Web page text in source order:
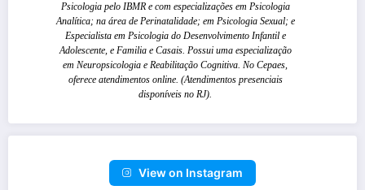
Psicologia pelo IBMR e com especializações em Psicologia
Analítica; na área de Perinatalidade; em Psicologia Sexual; e
Especialista em Psicologia do Desenvolvimento Infantil e
Adolescente, e Familia e Casais. Possui uma especialização
em Neuropsicologia e Reabilitação Cognitiva. No Cepaes,
oferece atendimentos online. (Atendimentos presenciais
disponíveis no RJ).
View on Instagram